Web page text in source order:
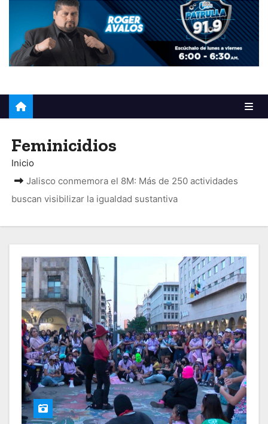
Feminicidios
Inicio
Jalisco conmemora el 8M: Más de 250 actividades
buscan visibilizar la igualdad sustantiva